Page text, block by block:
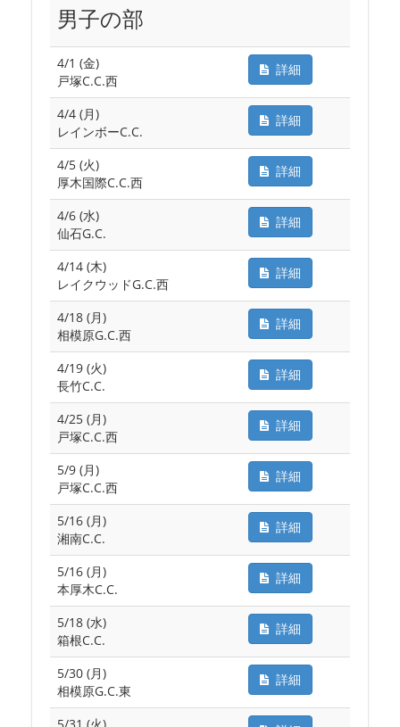
男子の部
4/1 (金)
戸塚C.C.西
詳細
4/4 (月)
レインボーC.C.
詳細
4/5 (火)
厚木国際C.C.西
詳細
4/6 (水)
仙石G.C.
詳細
4/14 (木)
レイクウッドG.C.西
詳細
4/18 (月)
相模原G.C.西
詳細
4/19 (火)
長竹C.C.
詳細
4/25 (月)
戸塚C.C.西
詳細
5/9 (月)
戸塚C.C.西
詳細
5/16 (月)
湘南C.C.
詳細
5/16 (月)
本厚木C.C.
詳細
5/18 (水)
箱根C.C.
詳細
5/30 (月)
相模原G.C.東
詳細